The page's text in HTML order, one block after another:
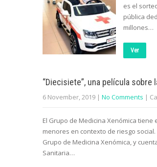
es el
pública
millones…
Ver
“Diecisiete”, una película
6 November, 2019 | No Comments |
El Grupo de Medicina Xenómica
menores en contexto de riesgo
Grupo de Medicina Xenómica, y
Sanitaria…